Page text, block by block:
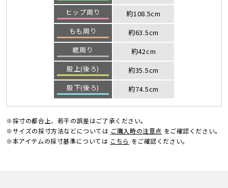
ヒップ周り
約108.5cm
もも周り
約63.5cm
裾周り
約42cm
股上(後ろ)
約35.5cm
股下(後ろ)
約74.5cm
※採寸の都合上、若干の誤差はご了承ください。
※サイズの採寸方法などについては ご購入時の注意点 をご確認ください。
※本アイテムの採寸基準については こちら をご確認ください。